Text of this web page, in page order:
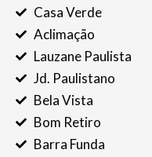
Casa Verde
Aclimação
Lauzane Paulista
Jd. Paulistano
Bela Vista
Bom Retiro
Barra Funda